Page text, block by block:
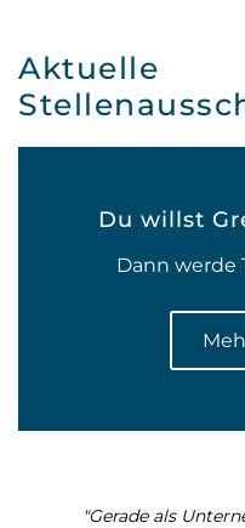
Aktuelle
Du willst
Dann werde
"Gerade als